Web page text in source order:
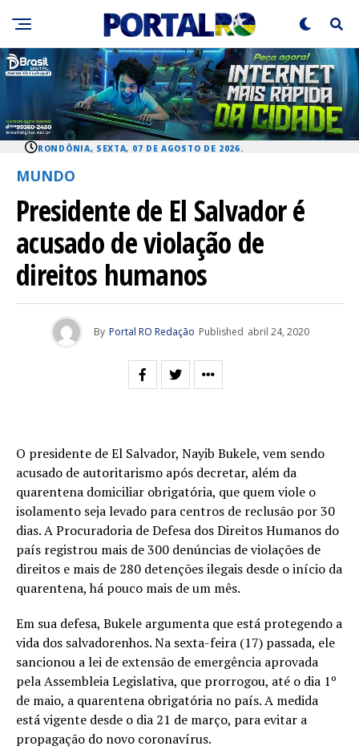
RONDÔNIA, SEXTA, 07 DE AGOSTO DE 2026.
MUNDO
Presidente de El Salvador é
acusado de violação de
direitos humanos
By Portal RO Redação Published abril 24, 2020
O presidente de El Salvador, Nayib Bukele, vem sendo
acusado de autoritarismo após decretar, além da
quarentena domiciliar obrigatória, que quem viole o
isolamento seja levado para centros de reclusão por 30
dias. A Procuradoria de Defesa dos Direitos Humanos do
país registrou mais de 300 denúncias de violações de
direitos e mais de 280 detenções ilegais desde o início da
quarentena, há pouco mais de um mês.
Em sua defesa, Bukele argumenta que está protegendo a
vida dos salvadorenhos. Na sexta-feira (17) passada, ele
sancionou a lei de extensão de emergência aprovada
pela Assembleia Legislativa, que prorrogou, até o dia 1º
de maio, a quarentena obrigatória no país. A medida
está vigente desde o dia 21 de março, para evitar a
propagação do novo coronavírus.